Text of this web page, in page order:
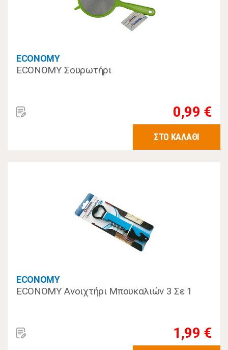
ECONOMY
ECONOMY Σουρωτήρι
0,99 €
ΣΤΟ ΚΑΛΑΘΙ
ECONOMY
ECONOMY Ανοιχτήρι Μπουκαλιών 3 Σε 1
1,99 €